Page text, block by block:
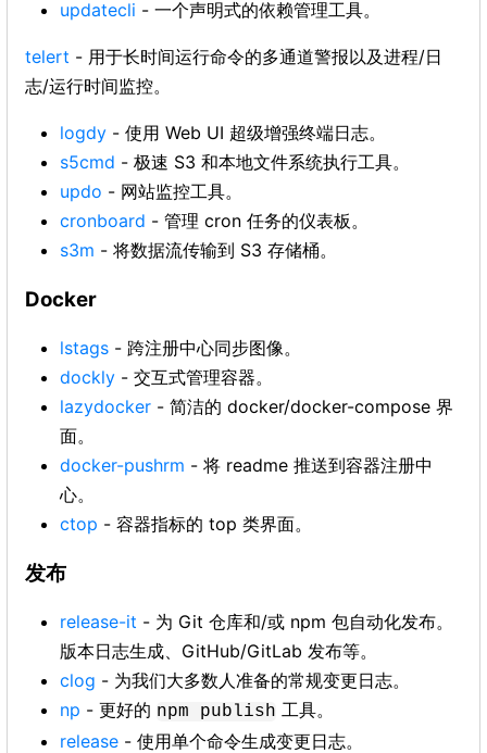
updatecli - 一个声明式的依赖管理工具。
telert - 用于长时间运行命令的多通道警报以及进程/日
志/运行时间监控。
logdy - 使用 Web UI 超级增强终端日志。
s5cmd - 极速 S3 和本地文件系统执行工具。
updo - 网站监控工具。
cronboard - 管理 cron 任务的仪表板。
s3m - 将数据流传输到 S3 存储桶。
Docker
lstags - 跨注册中心同步图像。
dockly - 交互式管理容器。
lazydocker - 简洁的 docker/docker-compose 界
面。
docker-pushrm - 将 readme 推送到容器注册中
心。
ctop - 容器指标的 top 类界面。
发布
release-it - 为 Git 仓库和/或 npm 包自动化发布。
版本日志生成、GitHub/GitLab 发布等。
clog - 为我们大多数人准备的常规变更日志。
np - 更好的 npm publish 工具。
release - 使用单个命令生成变更日志。